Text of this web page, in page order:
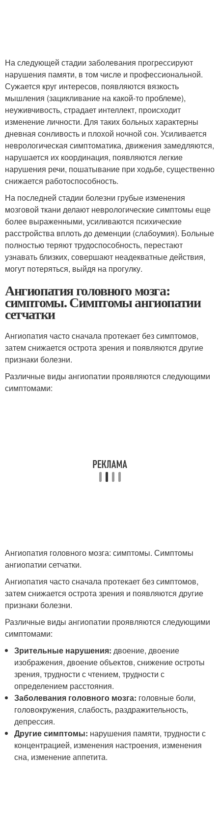
На следующей стадии заболевания прогрессируют
нарушения памяти, в том числе и профессиональной.
Сужается круг интересов, появляются вязкость
мышления (зацикливание на какой-то проблеме),
неуживчивость, страдает интеллект, происходит
изменение личности. Для таких больных характерны
дневная сонливость и плохой ночной сон. Усиливается
неврологическая симптоматика, движения замедляются,
нарушается их координация, появляются легкие
нарушения речи, пошатывание при ходьбе, существенно
снижается работоспособность.
На последней стадии болезни грубые изменения
мозговой ткани делают неврологические симптомы еще
более выраженными, усиливаются психические
расстройства вплоть до деменции (слабоумия). Больные
полностью теряют трудоспособность, перестают
узнавать близких, совершают неадекватные действия,
могут потеряться, выйдя на прогулку.
Ангиопатия головного мозга:
симптомы. Симптомы ангиопатии
сетчатки
Ангиопатия часто сначала протекает без симптомов,
затем снижается острота зрения и появляются другие
признаки болезни.
Различные виды ангиопатии проявляются следующими
симптомами:
Ангиопатия головного мозга: симптомы. Симптомы
ангиопатии сетчатки.
Ангиопатия часто сначала протекает без симптомов,
затем снижается острота зрения и появляются другие
признаки болезни.
Различные виды ангиопатии проявляются следующими
симптомами:
Зрительные нарушения: двоение, двоение
изображения, двоение объектов, снижение остроты
зрения, трудности с чтением, трудности с
определением расстояния.
Заболевания головного мозга: головные боли,
головокружения, слабость, раздражительность,
депрессия.
Другие симптомы: нарушения памяти, трудности с
концентрацией, изменения настроения, изменения
сна, изменение аппетита.